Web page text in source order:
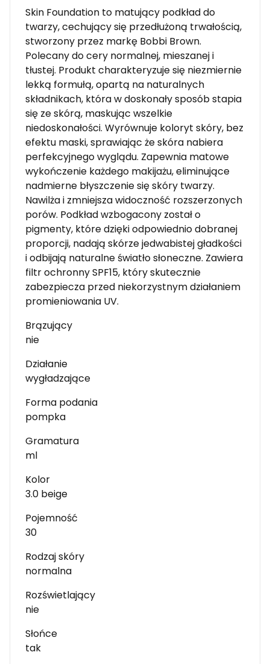
Skin Foundation to matujący podkład do
twarzy, cechujący się przedłużoną trwałością,
stworzony przez markę Bobbi Brown.
Polecany do cery normalnej, mieszanej i
tłustej. Produkt charakteryzuje się niezmiernie
lekką formułą, opartą na naturalnych
składnikach, która w doskonały sposób stapia
się ze skórą, maskując wszelkie
niedoskonałości. Wyrównuje koloryt skóry, bez
efektu maski, sprawiając że skóra nabiera
perfekcyjnego wyglądu. Zapewnia matowe
wykończenie każdego makijażu, eliminujące
nadmierne błyszczenie się skóry twarzy.
Nawilża i zmniejsza widoczność rozszerzonych
porów. Podkład wzbogacony został o
pigmenty, które dzięki odpowiednio dobranej
proporcji, nadają skórze jedwabistej gładkości
i odbijają naturalne światło słoneczne. Zawiera
filtr ochronny SPF15, który skutecznie
zabezpiecza przed niekorzystnym działaniem
promieniowania UV.
Brązujący
nie
Działanie
wygładzające
Forma podania
pompka
Gramatura
ml
Kolor
3.0 beige
Pojemność
30
Rodzaj skóry
normalna
Rozświetlający
nie
Słońce
tak